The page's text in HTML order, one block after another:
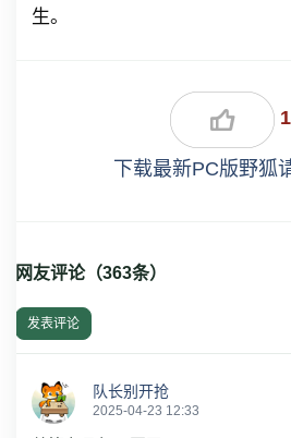
生。
下载最新PC版野狐
网友评论（363条）
发表评论
队长别开抢
2025-04-23 12:33